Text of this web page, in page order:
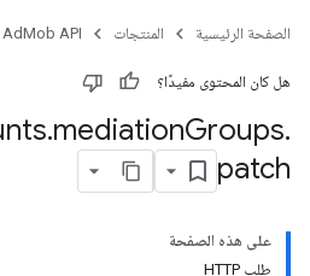
الصفحة الرئيسية المنتجات AdMob API
هل كان المحتوى مفيدًا؟
.mediationGroups.
patch
على هذه الصفحة
طلب HTTP